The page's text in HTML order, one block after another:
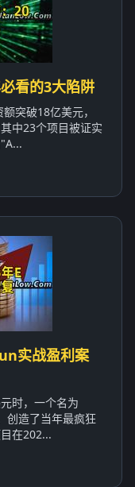
看的3大陷阱
突破18亿美元，
中23个项目被证实
实战盈利案
时，一个名为
创造了当年最疯狂
在202...